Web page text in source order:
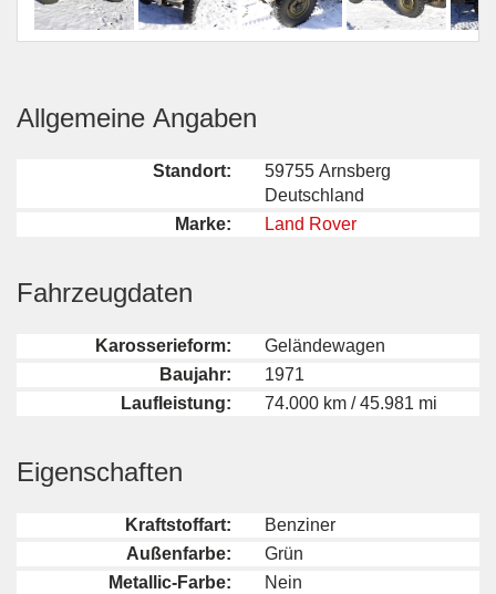
Allgemeine Angaben
Standort:
59755 Arnsberg
Deutschland
Marke:
Land Rover
Fahrzeugdaten
Karosserieform:
Geländewagen
Baujahr:
1971
Laufleistung:
74.000 km / 45.981 mi
Eigenschaften
Kraftstoffart:
Benziner
Außenfarbe:
Grün
Metallic-Farbe:
Nein